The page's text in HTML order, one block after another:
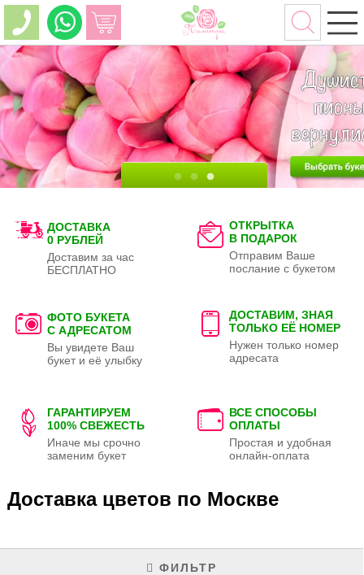
ДОСТАВКА
0 РУБЛЕЙ
Доставим за час
БЕСПЛАТНО
ОТКРЫТКА
В ПОДАРОК
Отправим Ваше
послание с букетом
ФОТО БУКЕТА
С АДРЕСАТОМ
Вы увидете Ваш
букет и её улыбку
ДОСТАВИМ, ЗНАЯ
ТОЛЬКО ЕЁ НОМЕР
Нужен только номер
адресата
ГАРАНТИРУЕМ
100% СВЕЖЕСТЬ
Иначе мы срочно
заменим букет
ВСЕ СПОСОБЫ
ОПЛАТЫ
Простая и удобная
онлайн-оплата
Доставка цветов по Москве
ФИЛЬТР